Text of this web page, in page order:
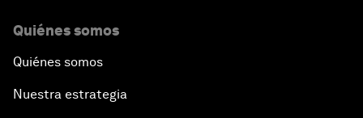
Quiénes somos
Quiénes somos
Nuestra estrategia